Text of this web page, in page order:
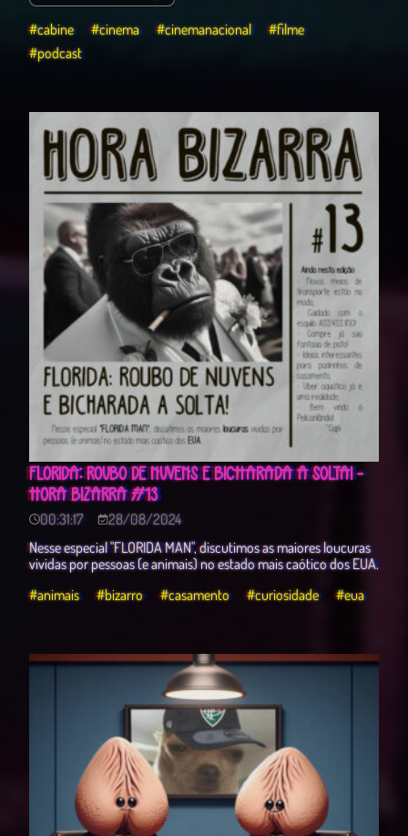
#cabine #cinema #cinemanacional
#filme
#podcast
FLORIDA: ROUBO DE NUVENS E BICHARADA A SOLTA! -
HORA BIZARRA #13
00:31:17
28/08/2024
Nesse especial "FLORIDA MAN", discutimos as maiores loucuras
vividas por pessoas (e animais) no estado mais caótico dos EUA.
#animais
#bizarro #casamento #curiosidade #eua